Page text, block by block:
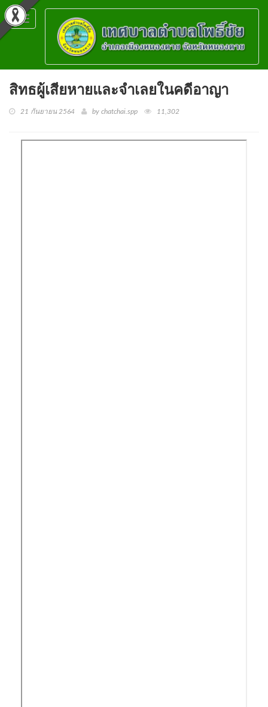
Toggle
navigation
สิทธผู้เสียหายและจำเลยในคดีอาญา
21 กันยายน 2564 by chatchai.spp 11,302